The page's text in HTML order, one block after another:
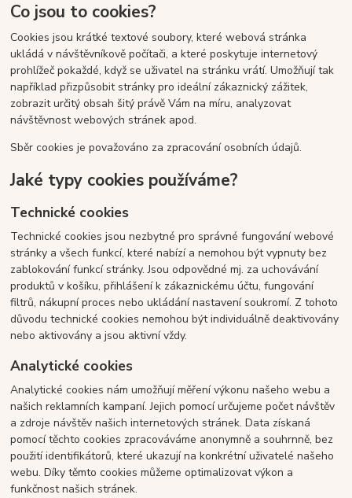
Co jsou to cookies?
Cookies jsou krátké textové soubory, které webová stránka
ukládá v návštěvníkově počítači, a které poskytuje internetový
prohlížeč pokaždé, když se uživatel na stránku vrátí. Umožňují tak
například přizpůsobit stránky pro ideální zákaznický zážitek,
zobrazit určitý obsah šitý právě Vám na míru, analyzovat
návštěvnost webových stránek apod.
Sběr cookies je považováno za zpracování osobních údajů.
Jaké typy cookies používáme?
Technické cookies
Technické cookies jsou nezbytné pro správné fungování webové
stránky a všech funkcí, které nabízí a nemohou být vypnuty bez
zablokování funkcí stránky. Jsou odpovědné mj. za uchovávání
produktů v košíku, přihlášení k zákaznickému účtu, fungování
filtrů, nákupní proces nebo ukládání nastavení soukromí. Z tohoto
důvodu technické cookies nemohou být individuálně deaktivovány
nebo aktivovány a jsou aktivní vždy.
Analytické cookies
Analytické cookies nám umožňují měření výkonu našeho webu a
našich reklamních kampaní. Jejich pomocí určujeme počet návštěv
a zdroje návštěv našich internetových stránek. Data získaná
pomocí těchto cookies zpracováváme anonymně a souhrnně, bez
použití identifikátorů, které ukazují na konkrétní uživatelé našeho
webu. Díky těmto cookies můžeme optimalizovat výkon a
funkčnost našich stránek.